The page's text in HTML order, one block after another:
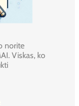
norite
Viskas, ko